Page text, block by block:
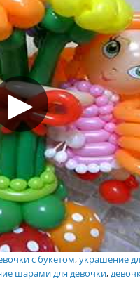
с букетом,украшение
шарами для девочки,